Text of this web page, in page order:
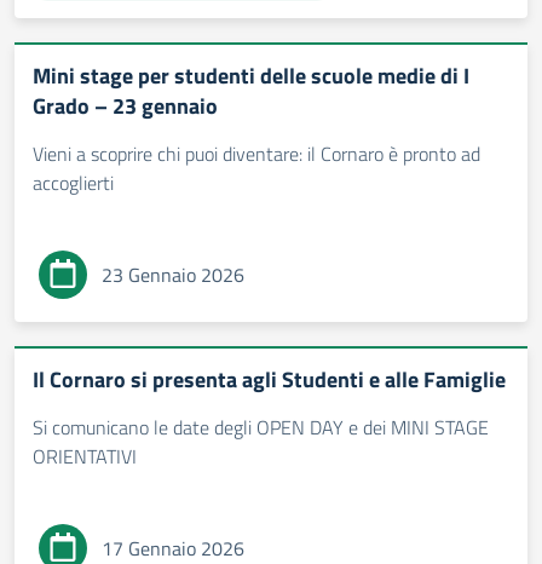
Mini stage per studenti delle scuole medie di I
Grado – 23 gennaio
Vieni a scoprire chi puoi diventare: il Cornaro è pronto ad
accoglierti
23 Gennaio 2026
Il Cornaro si presenta agli Studenti e alle Famiglie
Si comunicano le date degli OPEN DAY e dei MINI STAGE
ORIENTATIVI
17 Gennaio 2026